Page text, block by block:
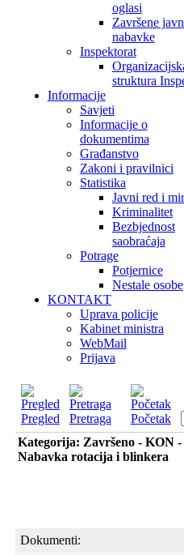
oglasi
Završene
nabavke
Inspektorat
struktura
Informacije
Savjeti
Informacije o
dokumentima
Građanstvo
Zakoni i pravilnici
Statistika
Javni red i mir
Kriminalitet
Bezbjednost
saobraćaja
Potrage
Potjernice
Nestale osobe
KONTAKT
Uprava policije
Kabinet ministra
WebMail
Prijava
Pregled Pretraga
Početak
Kategorija: Završeno - KON -
Nabavka rotacija i blinkera
Dokumenti: